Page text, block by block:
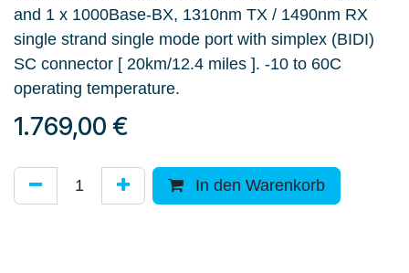
and 1 x 1000Base-BX, 1310nm TX / 1490nm RX
single strand single mode port with simplex (BIDI)
SC connector [ 20km/12.4 miles ]. -10 to 60C
operating temperature.
1.769,00 €
In den Warenkorb